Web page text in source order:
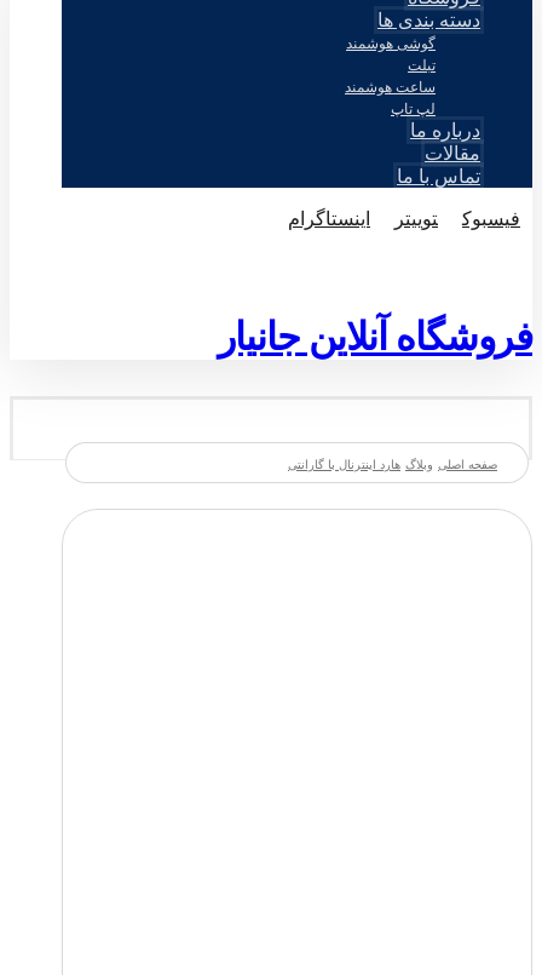
دسته بندی ها
گوشی هوشمند
تبلت
ساعت هوشمند
لپ تاپ
درباره ما
مقالات
تماس با ما
فيسبوک توییتر
اینستاگرام
فروشگاه آنلاین جانیار
صفحه اصلی وبلاگ هارد اینترنال با گارانتی